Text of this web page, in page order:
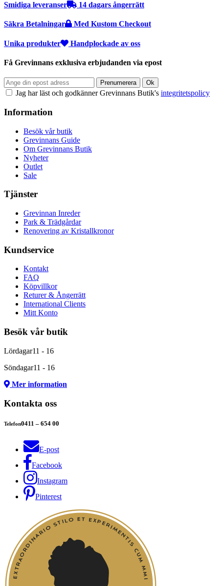
Smidiga leveranser 14 dagars ångerrätt
Säkra Betalningar Med Kustom Checkout
Unika produkter Handplockade av oss
Få Grevinnans exklusiva erbjudanden via epost
Jag har läst och godkänner Grevinnans Butik's integritetspolicy
Information
Besök vår butik
Grevinnans Guide
Om Grevinnans Butik
Nyheter
Outlet
Sale
Tjänster
Grevinnan Inreder
Park & Trädgårdar
Renovering av Kristallkronor
Kundservice
Kontakt
FAQ
Köpvillkor
Returer & Ångerrätt
International Clients
Mitt Konto
Besök vår butik
Lördagar11 - 16
Söndagar11 - 16
Mer information
Kontakta oss
Telefon0411 – 654 00
E-post
Facebook
Instagram
Pinterest